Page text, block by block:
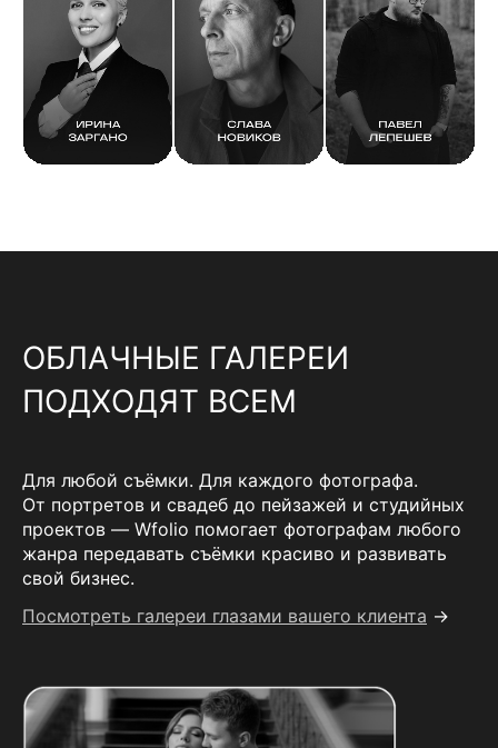
ОБЛАЧНЫЕ ГАЛЕРЕИ
ПОДХОДЯТ ВСЕМ
Для любой съёмки. Для каждого фотографа.
От портретов и свадеб до пейзажей и студийных
проектов — Wfolio помогает фотографам любого
жанра передавать съёмки красиво и развивать
свой бизнес.
Посмотреть галереи глазами вашего клиента →